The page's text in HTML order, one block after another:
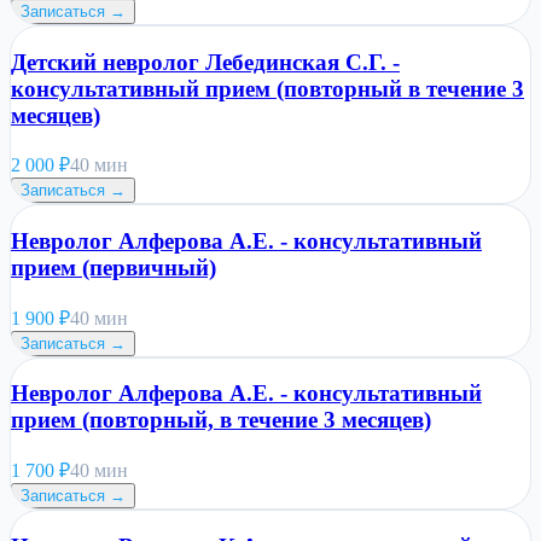
Записаться →
Детский невролог Лебединская С.Г. -
консультативный прием (повторный в течение 3
месяцев)
2 000 ₽40 мин
Записаться →
Невролог Алферова А.Е. - консультативный
прием (первичный)
1 900 ₽40 мин
Записаться →
Невролог Алферова А.Е. - консультативный
прием (повторный, в течение 3 месяцев)
1 700 ₽40 мин
Записаться →